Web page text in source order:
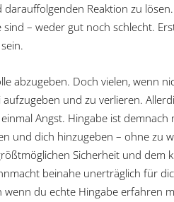
Reaktion zu
sind – weder gut noch schlecht.
abzugeben. Doch vielen, wenn
und zu verlieren.
Angst. Hingabe ist
und dich hinzugeben – ohne zu
Sicherheit und dem
beinahe unerträglich für
du echte Hingabe erfahren